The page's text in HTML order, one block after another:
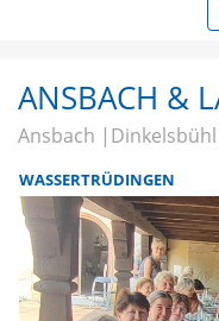
ANSBACH &
Ansbach Dinkelsbühl
WASSERTRÜDINGEN